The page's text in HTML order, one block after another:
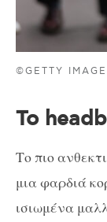
©GETTY
To
Το πιο
μια φαρδιά
ισιωμένα